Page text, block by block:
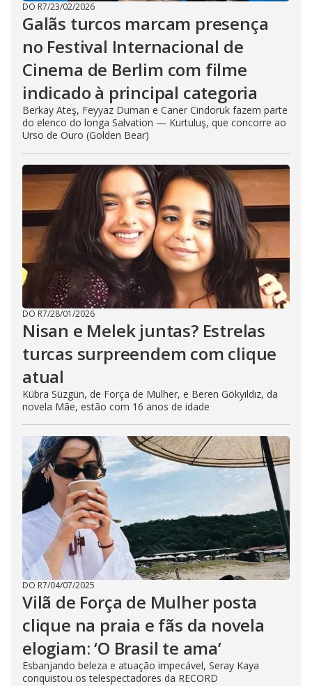
DO R7/23/02/2026
Galãs turcos marcam presença
no Festival Internacional de
Cinema de Berlim com filme
indicado à principal categoria
Berkay Ateş, Feyyaz Duman e Caner Cindoruk fazem parte
do elenco do longa Salvation — Kurtuluş, que concorre ao
Urso de Ouro (Golden Bear)
DO R7/28/01/2026
Nisan e Melek juntas? Estrelas
turcas surpreendem com clique
atual
Kübra Süzgün, de Força de Mulher, e Beren Gökyıldız, da
novela Mãe, estão com 16 anos de idade
DO R7/04/07/2025
Vilã de Força de Mulher posta
clique na praia e fãs da novela
elogiam: ‘O Brasil te ama’
Esbanjando beleza e atuação impecável, Seray Kaya
conquistou os telespectadores da RECORD